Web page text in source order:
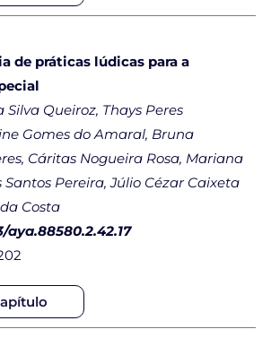
de práticas lúdicas para a
Queiroz, Thays Peres
Gomes do Amaral, Bruna
Cáritas Nogueira Rosa, Mariana
Santos Pereira, Júlio Cézar Caixeta
Costa
aya.88580.2.42.17